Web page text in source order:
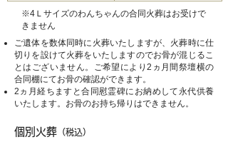
※4Ｌサイズのわんちゃんの合同火葬はお受けで
きません
ご遺体を数体同時に火葬いたしますが、火葬時に仕
切りを設けて火葬をいたしますのでお骨が混じるこ
とはございません。ご希望により2ヵ月間祭壇横の
合同棚にてお骨の確認ができます。
​2ヵ月経ちますと合同慰霊碑にお納めして永代供養
いたします。お骨のお持ち帰りはできません。
個別火葬 （税込）